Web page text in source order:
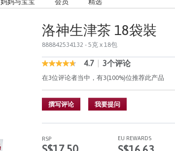
洛神生津茶 18袋裝
888842534132 - 5克 x 18包
5 out of 5 Customer Rating
4.7
out
of
5
stars,
average
value.
3
Reviews.
4.7 3个评论
在3位评论者当中，有3(100%)位推荐此产品
撰写评论 我要提问
RSP EU REWARDS